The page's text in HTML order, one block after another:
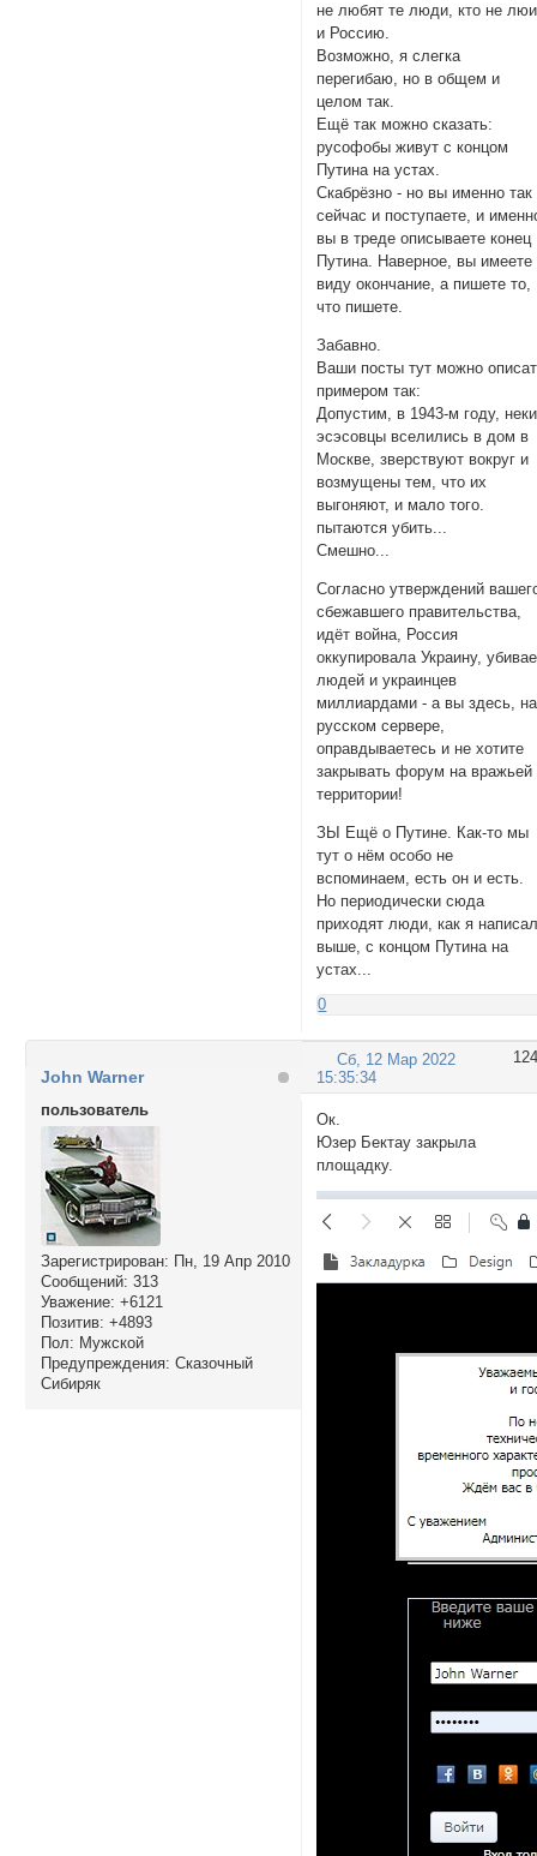
не любят те люди, кто не
и Россию.
Возможно, я слегка
перегибаю, но в общем и
целом так.
Ещё так можно сказать:
русофобы живут с концом
Путина на устах.
Скабрёзно - но вы именно так
сейчас и поступаете, и
вы в треде описываете конец
Путина. Наверное, вы имеете
виду окончание, а пишете то,
что пишете.
Забавно.
Ваши посты тут можно
примером так:
Допустим, в 1943-м году,
эсэсовцы вселились в дом в
Москве, зверствуют вокруг и
возмущены тем, что их
выгоняют, и мало того.
пытаются убить...
Смешно...
Согласно утверждений
сбежавшего правительства,
идёт война, Россия
оккупировала Украину,
людей и украинцев
миллиардами - а вы здесь, на
русском сервере,
оправдываетесь и не хотите
закрывать форум на вражьей
территории!
ЗЫ Ещё о Путине. Как-то мы
тут о нём особо не
вспоминаем, есть он и есть.
Но периодически сюда
приходят люди, как я
выше, с концом Путина на
устах...
0
124
Сб, 12 Мар 2022
15:35:34
John Warner
пользователь
Зарегистрирован: Пн, 19 Апр 2010
Сообщений: 313
Уважение: +6121
Позитив: +4893
Пол: Мужской
Предупреждения: Сказочный
Сибиряк
Ок.
Юзер Бектау закрыла
площадку.